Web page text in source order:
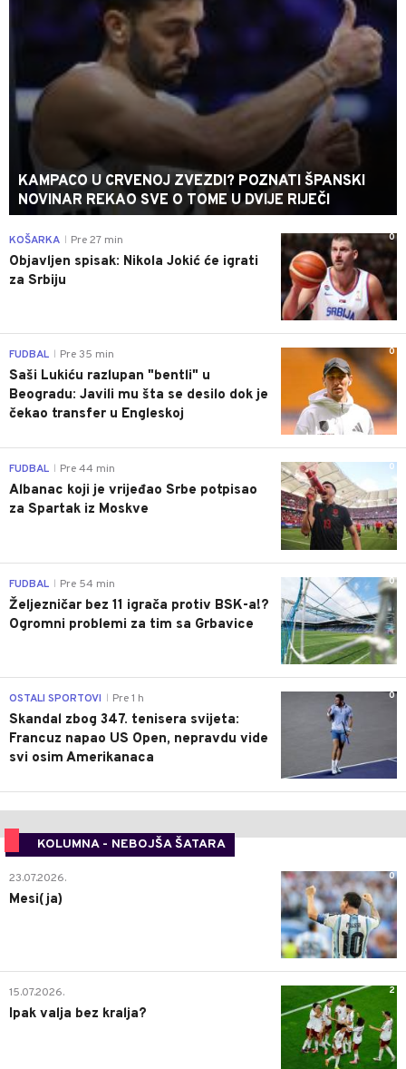
KAMPACO U CRVENOJ ZVEZDI? POZNATI ŠPANSKI
NOVINAR REKAO SVE O TOME U DVIJE RIJEČI
0
KOŠARKA Pre 27 min
Objavljen spisak: Nikola Jokić će igrati
za Srbiju
0
FUDBAL Pre 35 min
Saši Lukiću razlupan "bentli" u
Beogradu: Javili mu šta se desilo dok je
čekao transfer u Engleskoj
0
FUDBAL Pre 44 min
Albanac koji je vrijeđao Srbe potpisao
za Spartak iz Moskve
0
FUDBAL Pre 54 min
Željezničar bez 11 igrača protiv BSK-a!?
Ogromni problemi za tim sa Grbavice
0
OSTALI SPORTOVI Pre 1 h
Skandal zbog 347. tenisera svijeta:
Francuz napao US Open, nepravdu vide
svi osim Amerikanaca
KOLUMNA - NEBOJŠA ŠATARA
0
23.07.2026.
Mesi(ja)
2
15.07.2026.
Ipak valja bez kralja?